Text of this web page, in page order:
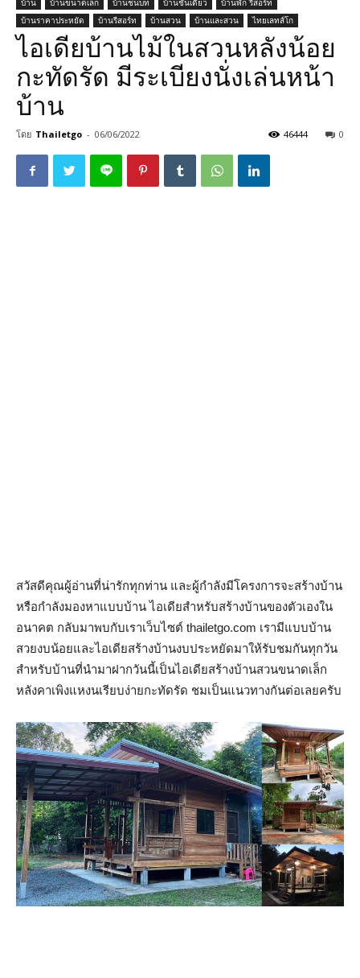
บ้าน บ้านขนาดเล็ก บ้านชนบท บ้านชั้นเดียว
บ้านพัก รีสอร์ท
บ้านราคาประหยัด
บ้านรีสอร์ท บ้านสวน บ้านและสวน ไทยเลทส์โก
ไอเดียบ้านไม้ในสวนหลังน้อย
กะทัดรัด มีระเบียงนั่งเล่นหน้า
บ้าน
โดย Thailetgo - 06/06/2022 0
46444
สวัสดีคุณผู้อ่านที่น่ารักทุกท่าน และผู้กำลังมีโครงการจะสร้างบ้าน
หรือกำลังมองหาแบบบ้าน ไอเดียสำหรับสร้างบ้านของตัวเองใน
อนาคต กลับมาพบกับเราเว็บไซต์ thailetgo.com เรามีแบบบ้าน
สวยงบน้อยและไอเดียสร้างบ้านงบประหยัดมาให้รับชมกันทุกวัน
สำหรับบ้านที่นำมาฝากวันนี้เป็นไอเดียสร้างบ้านสวนขนาดเล็ก
หลังคาเพิงแหงนเรียบง่ายกะทัดรัด ชมเป็นแนวทางกันต่อเลยครับ